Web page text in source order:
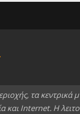
ριοχής, τα κεντρικά μ
α και Internet. Ηλειτο